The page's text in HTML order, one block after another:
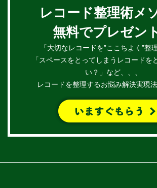
レコード整理術メ
無料でプレゼン
「大切なレコードを”ここちよく”整
「スペースをとってしまうレコードを
い？」など、、、
レコードを整理するお悩み解決実現